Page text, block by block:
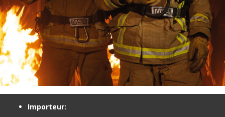
Importeur: